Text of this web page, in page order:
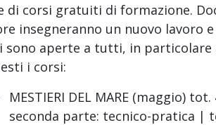
di corsi gratuiti di formazione.
insegneranno un nuovo lavoro
sono aperte a tutti, in
i corsi:
MESTIERI DEL MARE (maggio)
seconda parte: tecnico-pratica |